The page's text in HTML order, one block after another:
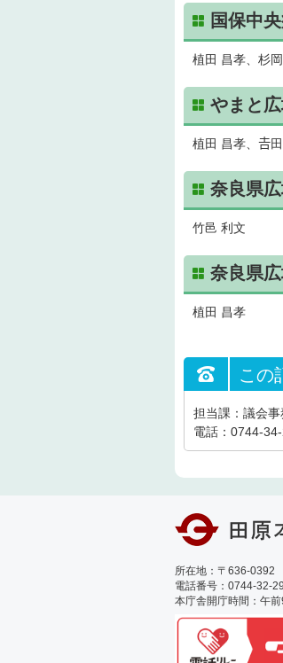
国保中
植田 昌孝、杉
やまと
植田 昌孝、𠮷
奈良県
竹邑 利文
奈良県
植田 昌孝
この
担当課：議会事
電話：0744-
所在地：〒636-0392
電話番号：0744-32-
本庁舎開庁時間：午